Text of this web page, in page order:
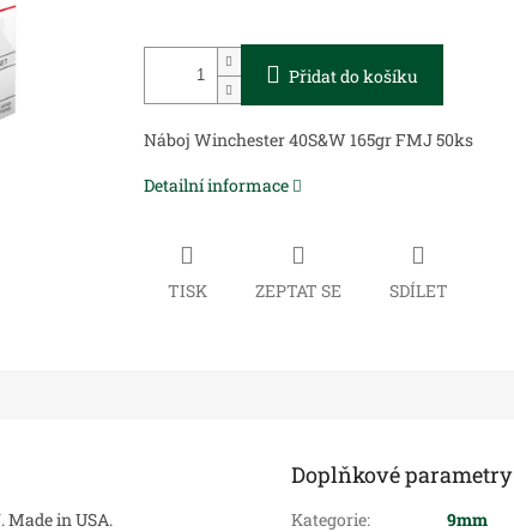
Přidat do košíku
Náboj Winchester 40S&W 165gr FMJ 50ks
Detailní informace
TISK ZEPTAT SE SDÍLET
in USA.
Doplňkové parametry
Kategorie:
9mm